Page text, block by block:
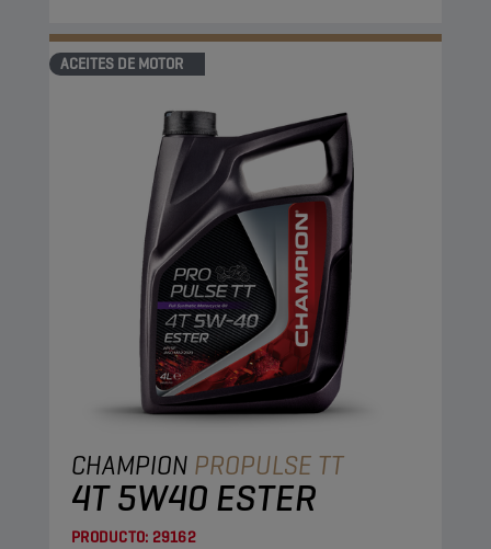
ACEITES DE MOTOR
CHAMPION PROPULSE TT
4T 5W40 ESTER
PRODUCTO: 29162